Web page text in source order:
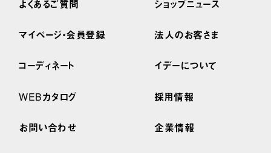
よくあるご質問
マイページ・会員登録
コーディネート
WEBカタログ
お問い合わせ
ショップニュース
法人のお客さま
イデーについて
採用情報
企業情報